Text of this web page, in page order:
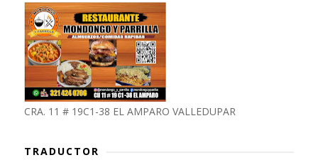
CRA. 11 # 19C1-38 EL AMPARO VALLEDUPAR
TRADUCTOR